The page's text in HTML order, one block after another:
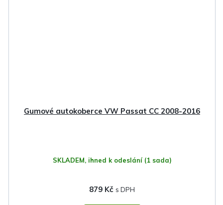
Gumové autokoberce VW Passat CC 2008-2016
SKLADEM, ihned k odeslání (1 sada)
879 Kč